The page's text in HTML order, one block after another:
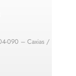
090 – Caxias /